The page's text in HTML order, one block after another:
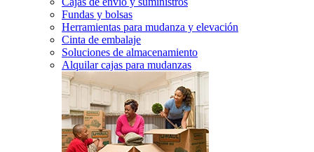
Fundas y bolsas
Herramientas para mudanza y elevación
Cinta de embalaje
Soluciones de almacenamiento
Alquilar cajas para mudanzas